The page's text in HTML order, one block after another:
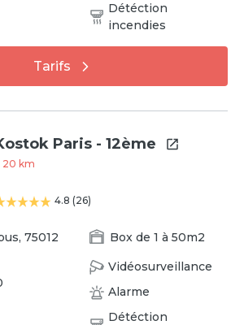
Détéction
incendies
Tarifs
Paris - 12ème
20 km
4.8 (26)
, 75012
Boxde 1 à 50m2
Vidéosurveillance
Alarme
Détéction